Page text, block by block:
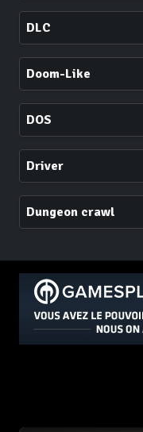
DLC
Doom-Like
DOS
Driver
Dungeon crawl